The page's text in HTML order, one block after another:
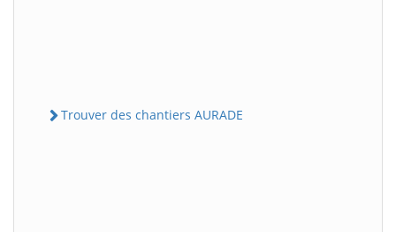
Trouver des chantiers AURADE